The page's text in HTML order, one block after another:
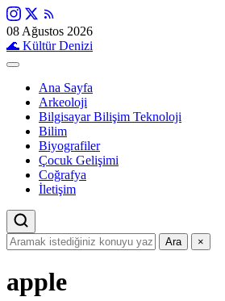
08 Ağustos 2026
🌊 Kültür Denizi
Ana Sayfa
Arkeoloji
Bilgisayar Bilişim Teknoloji
Bilim
Biyografiler
Çocuk Gelişimi
Coğrafya
İletişim
Ara ×
apple